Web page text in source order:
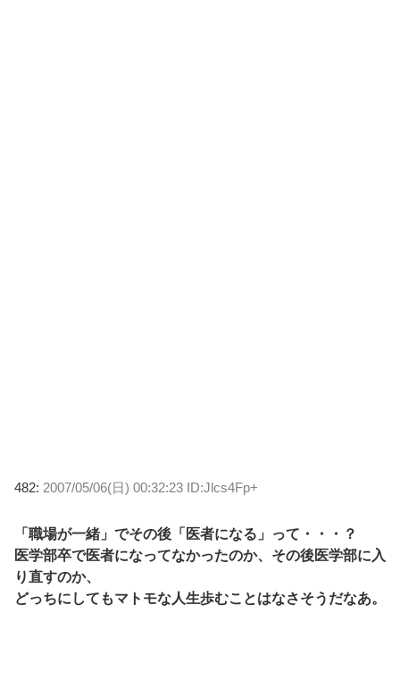
482: 2007/05/06(日) 00:32:23 ID:Jlcs4Fp+
「職場が一緒」でその後「医者になる」って・・・？
医学部卒で医者になってなかったのか、その後医学部に入
り直すのか、
どっちにしてもマトモな人生歩むことはなさそうだなあ。